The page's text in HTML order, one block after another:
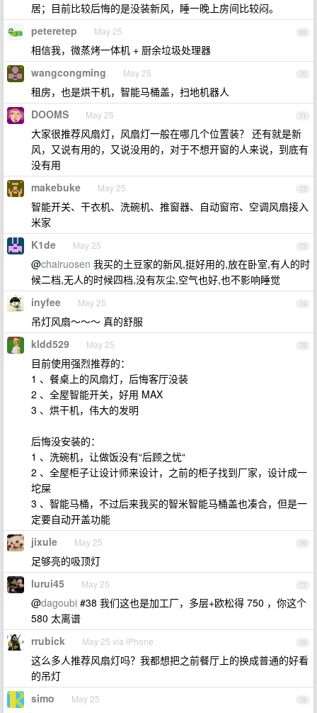
居；目前比较后悔的是没装新风，睡一晚上房间比较闷。
69
peteretep May 25
相信我，微蒸烤一体机 + 厨余垃圾处理器
70
wangcongming May 25
租房，也是烘干机，智能马桶盖，扫地机器人
71
DOOMS May 25
大家很推荐风扇灯，风扇灯一般在哪几个位置装？ 还有就是新
风，又说有用的，又说没用的，对于不想开窗的人来说，到底有
没有用
72
makebuke May 25
智能开关、干衣机、洗碗机、推窗器、自动窗帘、空调风扇接入
米家
73
K1de May 25
@chairuosen 我买的土豆家的新风,挺好用的,放在卧室,有人的时
候二档,无人的时候四档,没有灰尘,空气也好,也不影响睡觉
74
inyfee May 25
吊灯风扇～～～ 真的舒服
75
kldd529 May 25
目前使用强烈推荐的：
1 、餐桌上的风扇灯，后悔客厅没装
2 、全屋智能开关，好用 MAX
3 、烘干机，伟大的发明
后悔没安装的：
1 、洗碗机，让做饭没有“后顾之忧“
2 、全屋柜子让设计师来设计，之前的柜子找到厂家，设计成一
坨屎
3 、智能马桶，不过后来我买的智米智能马桶盖也凑合，但是一
定要自动开盖功能
76
jixule May 25
足够亮的吸顶灯
77
lurui45 May 25
@dagoubi #38 我们这也是加工厂，多层+欧松得 750 ，你这个
580 太离谱
78
rrubick May 25 via iPhone
这么多人推荐风扇灯吗？我都想把之前餐厅上的换成普通的好看
的吊灯
79
simo May 25